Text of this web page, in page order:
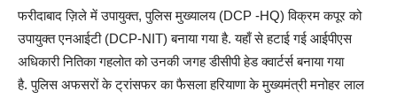
फरीदाबाद ज़िले में उपायुक्त, पुलिस मुख्यालय (DCP -HQ) विक्रम कपूर को
उपायुक्त एनआईटी (DCP-NIT) बनाया गया है. यहाँ से हटाई गई आईपीएस
अधिकारी नितिका गहलोत को उनकी जगह डीसीपी हेड क्वार्टर्स बनाया गया
है. पुलिस अफसरों के ट्रांसफर का फैसला हरियाणा के मुख्यमंत्री मनोहर लाल